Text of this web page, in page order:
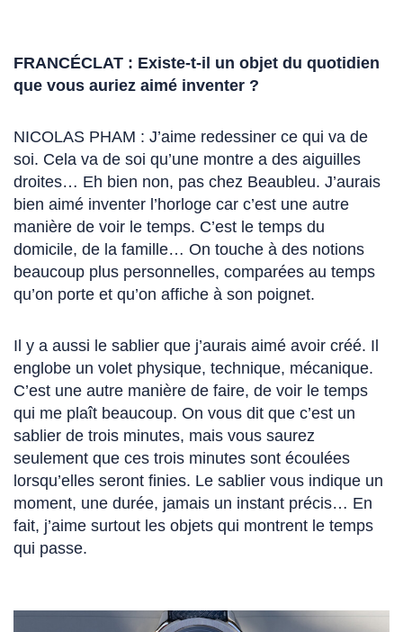
FRANCÉCLAT : Existe-t-il un objet du quotidien
que vous auriez aimé inventer ?
NICOLAS PHAM : J’aime redessiner ce qui va de
soi. Cela va de soi qu’une montre a des aiguilles
droites… Eh bien non, pas chez Beaubleu. J’aurais
bien aimé inventer l’horloge car c’est une autre
manière de voir le temps. C’est le temps du
domicile, de la famille… On touche à des notions
beaucoup plus personnelles, comparées au temps
qu’on porte et qu’on affiche à son poignet.
Il y a aussi le sablier que j’aurais aimé avoir créé. Il
englobe un volet physique, technique, mécanique.
C’est une autre manière de faire, de voir le temps
qui me plaît beaucoup. On vous dit que c’est un
sablier de trois minutes, mais vous saurez
seulement que ces trois minutes sont écoulées
lorsqu’elles seront finies. Le sablier vous indique un
moment, une durée, jamais un instant précis… En
fait, j’aime surtout les objets qui montrent le temps
qui passe.